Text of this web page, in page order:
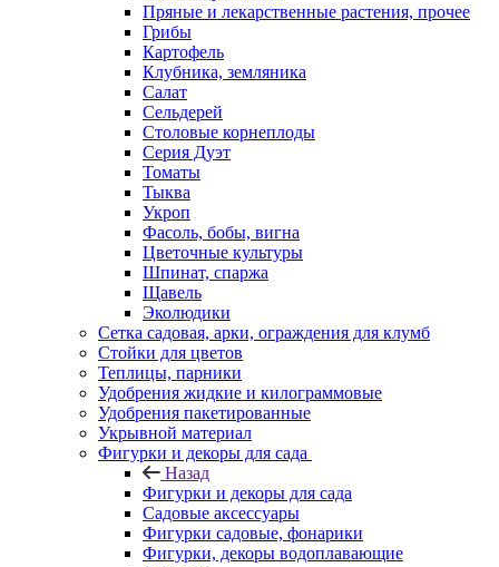
Пряные и лекарственные растения, прочее
Грибы
Картофель
Клубника, земляника
Салат
Сельдерей
Столовые корнеплоды
Серия Дуэт
Томаты
Тыква
Укроп
Фасоль, бобы, вигна
Цветочные культуры
Шпинат, спаржа
Щавель
Эколюдики
Сетка садовая, арки, ограждения для клумб
Стойки для цветов
Теплицы, парники
Удобрения жидкие и килограммовые
Удобрения пакетированные
Укрывной материал
Фигурки и декоры для сада
Назад
Фигурки и декоры для сада
Садовые аксессуары
Фигурки садовые, фонарики
Фигурки, декоры водоплавающие